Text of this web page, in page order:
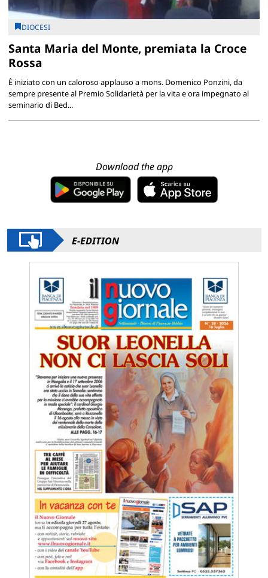
DIOCESI
Santa Maria del Monte, premiata la Croce
Rossa
È iniziato con un caloroso applauso a mons. Domenico Ponzini, da
sempre presente al Premio Solidarietà per la vita e ora impegnato al
seminario di Bed...
Download the app
E-EDITION